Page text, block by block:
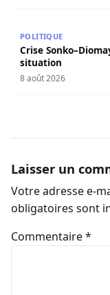
POLITIQUE
Crise
situation
8 août 2026
Laisser un
Votre adresse e-
obligatoires sont
Commentaire*